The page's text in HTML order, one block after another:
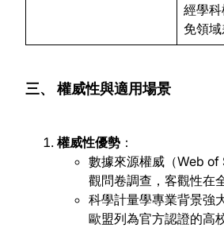
經學
免領
三、 權威性與適用場景
權威性優勢 ：
數據來源權威（Web of
觀問卷調查，客觀性在
科學計量學專業背景強
歐盟列為官方認證的高